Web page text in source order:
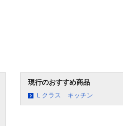
現行のおすすめ商品
Ｌクラス キッチン